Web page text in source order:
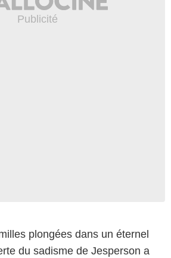
plongées dans un éternel
du sadisme de Jesperson a